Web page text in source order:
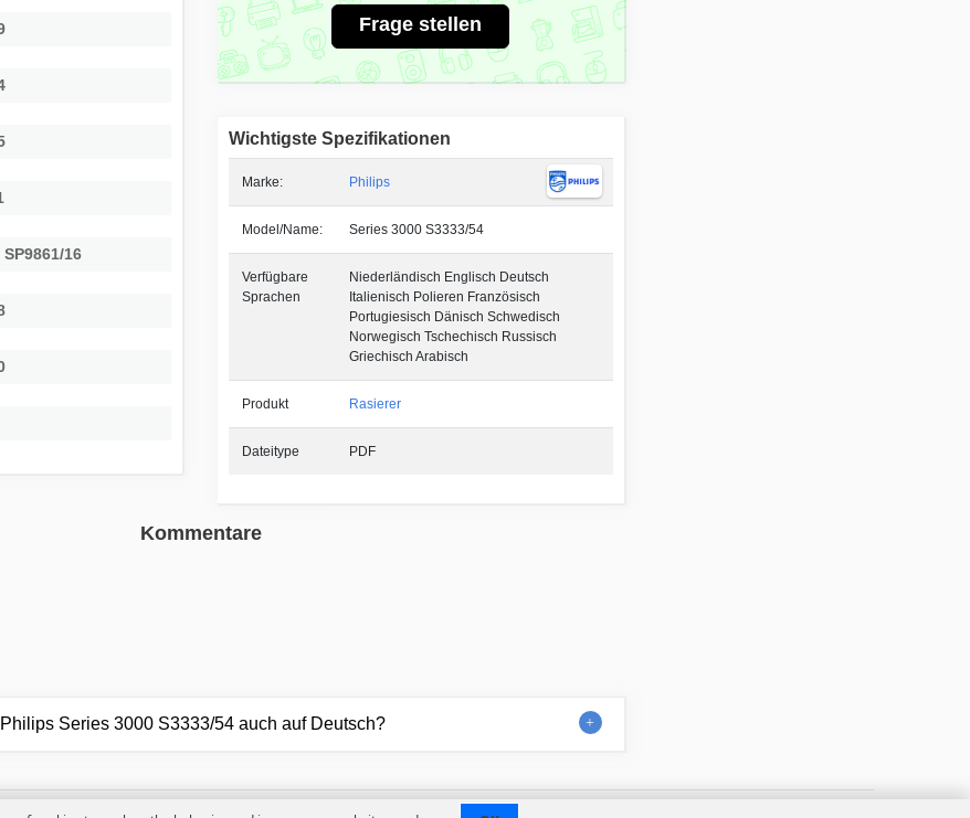
Frage stellen
Wichtigste Spezifikationen
Marke: Philips
Model/Name: Series 3000 S3333/54
Verfügbare
Sprachen
Niederländisch Englisch Deutsch
Italienisch Polieren Französisch
Portugiesisch Dänisch Schwedisch
Norwegisch Tschechisch Russisch
Griechisch Arabisch
Produkt Rasierer
Dateitype PDF
16
Kommentare
Series 3000 S3333/54 auch auf Deutsch?
Kontakt